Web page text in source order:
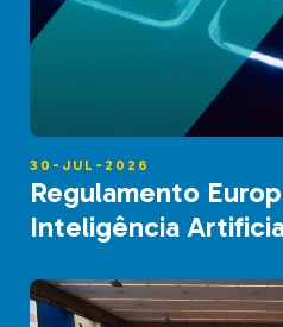
30-JUL-2026
Regulamento
Inteligência